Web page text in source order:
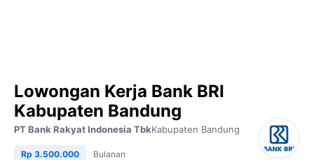
Lowongan Kerja Bank BRI
Kabupaten Bandung
PT Bank Rakyat Indonesia TbkKabupaten Bandung
Rp 3.500.000 Bulanan